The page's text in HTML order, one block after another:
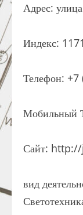
Адрес:
Индекс:
Телефон: +7
Мобильный
Сайт:
вид